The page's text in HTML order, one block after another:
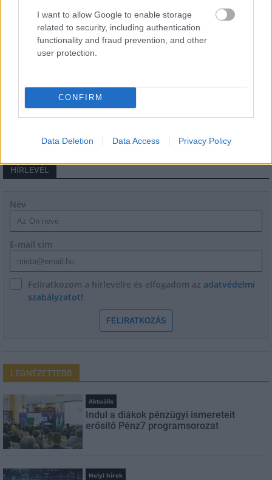
I want to allow Google to enable storage
related to security, including authentication
functionality and fraud prevention, and other
user protection.
CONFIRM
Data Deletion Data Access Privacy Policy
Hódmezővásárhely jó hírű református
iskoláját
Flórián téri felüljárón
HÍRLEVÉL
Név
E-mail cím
Feliratkozom a hírlevélre és elfogadom az adatvédelmi
szabályzatot!
FELIRATKOZÁS
LEGNÉZETTEBB
Aktuális
Indul a diákok pénzügyi ismereteit
erősítő Pénz7 programsorozat
Helyi hírek